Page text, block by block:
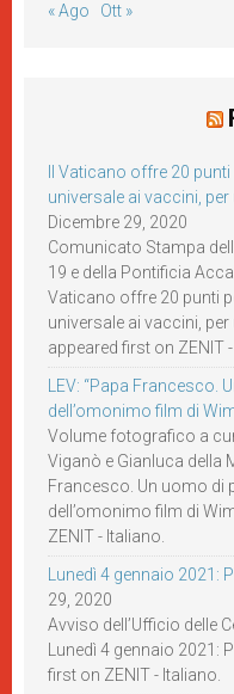
« Ago Ott »
Il Vaticano offre 20
universale ai vaccini,
Dicembre 29, 2020
Comunicato Stampa
19 e della Pontificia
Vaticano offre 20 punti
universale ai vaccini,
appeared first on ZENIT -
LEV: “Papa Francesco.
dell’omonimo film di
Volume fotografico a
Viganò e Gianluca della
Francesco. Un uomo di
dell’omonimo film di
ZENIT - Italiano.
Lunedì 4 gennaio
29, 2020
Avviso dell’Ufficio delle
Lunedì 4 gennaio
first on ZENIT - Italiano.